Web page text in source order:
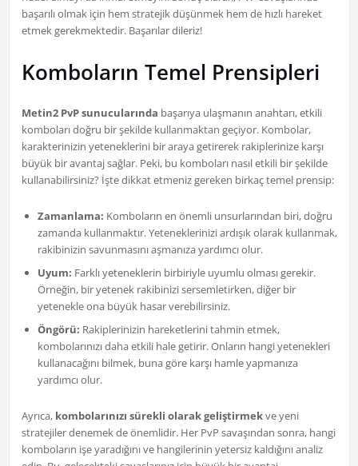
başarılı olmak için hem stratejik düşünmek hem de hızlı hareket
etmek gerekmektedir. Başarılar dileriz!
Komboların Temel Prensipleri
Metin2 PvP sunucularında başarıya ulaşmanın anahtarı, etkili
komboları doğru bir şekilde kullanmaktan geçiyor. Kombolar,
karakterinizin yeteneklerini bir araya getirerek rakiplerinize karşı
büyük bir avantaj sağlar. Peki, bu komboları nasıl etkili bir şekilde
kullanabilirsiniz? İşte dikkat etmeniz gereken birkaç temel prensip:
Zamanlama: Komboların en önemli unsurlarından biri, doğru
zamanda kullanmaktır. Yeteneklerinizi ardışık olarak kullanmak,
rakibinizin savunmasını aşmanıza yardımcı olur.
Uyum: Farklı yeteneklerin birbiriyle uyumlu olması gerekir.
Örneğin, bir yetenek rakibinizi sersemletirken, diğer bir
yetenekle ona büyük hasar verebilirsiniz.
Öngörü: Rakiplerinizin hareketlerini tahmin etmek,
kombolarınızı daha etkili hale getirir. Onların hangi yetenekleri
kullanacağını bilmek, buna göre karşı hamle yapmanıza
yardımcı olur.
Ayrıca, kombolarınızı sürekli olarak geliştirmekve yeni
stratejiler denemek de önemlidir. Her PvP savaşından sonra, hangi
komboların işe yaradığını ve hangilerinin yetersiz kaldığını analiz